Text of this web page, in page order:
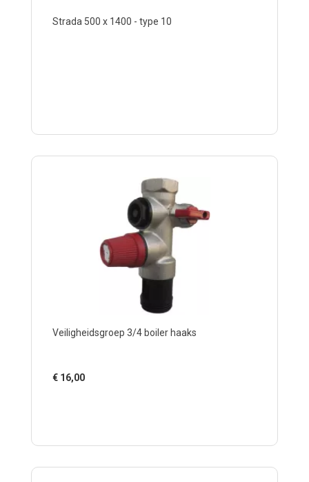
Strada 500 x 1400 - type 10
Veiligheidsgroep 3/4 boiler haaks
€ 16,00